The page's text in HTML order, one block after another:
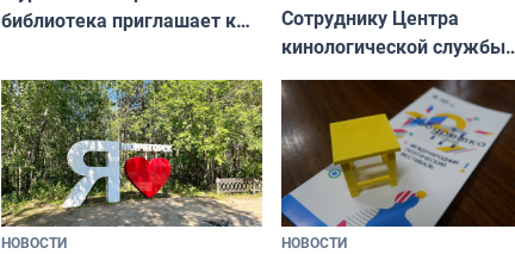
библиотека приглашает к
и фотографов
Сотруднику Центра
кинологической службы
ищут новый дом
НОВОСТИ НОВОСТИ